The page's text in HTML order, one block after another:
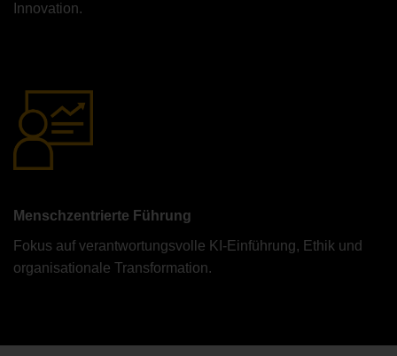
Innovation.
Menschzentrierte Führung
Fokus auf verantwortungsvolle KI-Einführung, Ethik und
organisationale Transformation.